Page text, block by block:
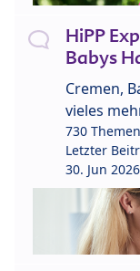
HiPP
Babys
Cremen,
vieles
730
Letzter
30. Jun